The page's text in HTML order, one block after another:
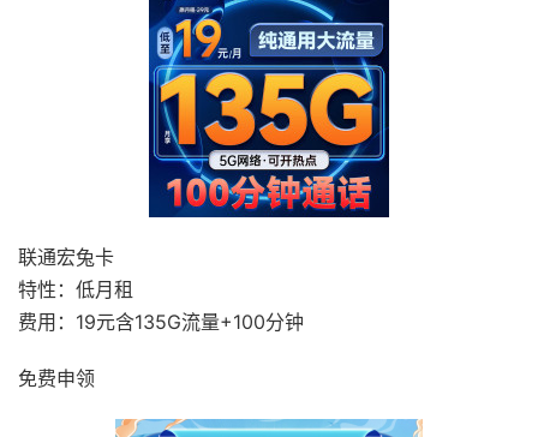
联通宏兔卡
特性：低月租
费用：19元含135G流量+100分钟
免费申领